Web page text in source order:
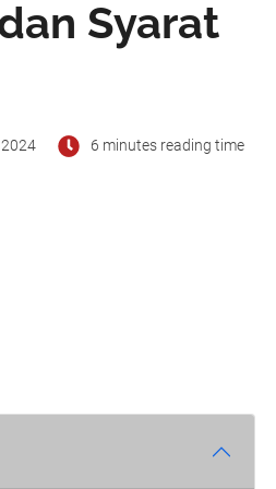
Syarat
6 minutes reading time